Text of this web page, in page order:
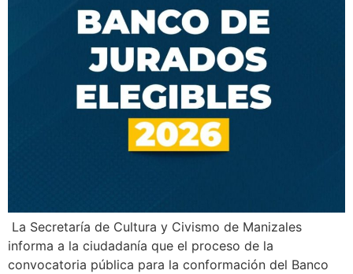
La Secretaría de Cultura y Civismo de Manizales
informa a la ciudadanía que el proceso de la
convocatoria pública para la conformación del Banco